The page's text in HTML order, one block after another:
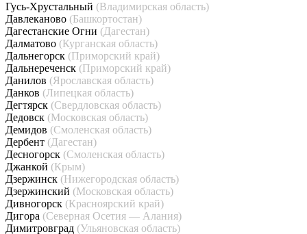
Гусь-Хрустальный (Владимирская область)
Давлеканово (Башкортостан)
Дагестанские Огни (Дагестан)
Далматово (Курганская область)
Дальнегорск (Приморский край)
Дальнереченск (Приморский край)
Данилов (Ярославская область)
Данков (Липецкая область)
Дегтярск (Свердловская область)
Дедовск (Московская область)
Демидов (Смоленская область)
Дербент (Дагестан)
Десногорск (Смоленская область)
Джанкой (Крым)
Дзержинск (Нижегородская область)
Дзержинский (Московская область)
Дивногорск (Красноярский край)
Дигора (Северная Осетия — Алания)
Димитровград (Ульяновская область)